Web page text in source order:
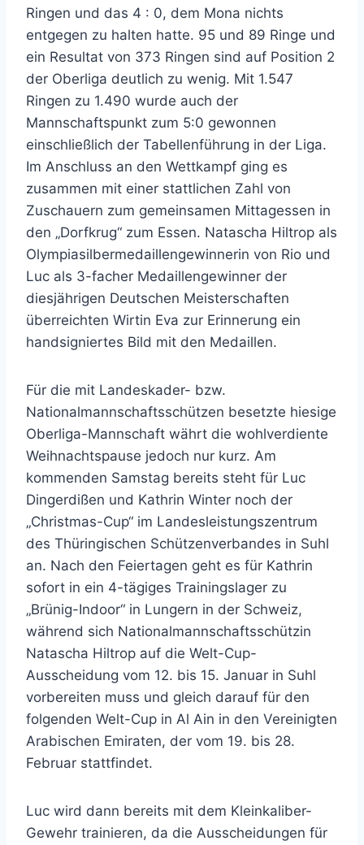
Ringen und das 4 : 0, dem Mona nichts
entgegen zu halten hatte. 95 und 89 Ringe und
ein Resultat von 373 Ringen sind auf Position 2
der Oberliga deutlich zu wenig. Mit 1.547
Ringen zu 1.490 wurde auch der
Mannschaftspunkt zum 5:0 gewonnen
einschließlich der Tabellenführung in der Liga.
Im Anschluss an den Wettkampf ging es
zusammen mit einer stattlichen Zahl von
Zuschauern zum gemeinsamen Mittagessen in
den „Dorfkrug“ zum Essen. Natascha Hiltrop als
Olympiasilbermedaillengewinnerin von Rio und
Luc als 3-facher Medaillengewinner der
diesjährigen Deutschen Meisterschaften
überreichten Wirtin Eva zur Erinnerung ein
handsigniertes Bild mit den Medaillen.
Für die mit Landeskader- bzw.
Nationalmannschaftsschützen besetzte hiesige
Oberliga-Mannschaft währt die wohlverdiente
Weihnachtspause jedoch nur kurz. Am
kommenden Samstag bereits steht für Luc
Dingerdißen und Kathrin Winter noch der
„Christmas-Cup“ im Landesleistungszentrum
des Thüringischen Schützenverbandes in Suhl
an. Nach den Feiertagen geht es für Kathrin
sofort in ein 4-tägiges Trainingslager zu
„Brünig-Indoor“ in Lungern in der Schweiz,
während sich Nationalmannschaftsschützin
Natascha Hiltrop auf die Welt-Cup-
Ausscheidung vom 12. bis 15. Januar in Suhl
vorbereiten muss und gleich darauf für den
folgenden Welt-Cup in Al Ain in den Vereinigten
Arabischen Emiraten, der vom 19. bis 28.
Februar stattfindet.
Luc wird dann bereits mit dem Kleinkaliber-
Gewehr trainieren, da die Ausscheidungen für